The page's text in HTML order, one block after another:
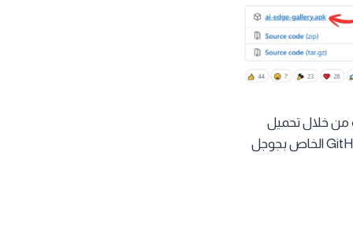
خلال تحميل
. كما يمكن تحميل النسخة الرسمية من خلال موقع GitHub الخاص بجوجل